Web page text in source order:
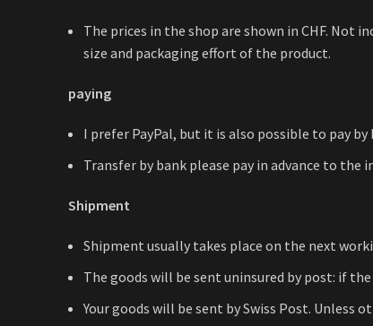
The prices in the shop are shown in CHF. Not
size and packaging effort of the product.
paying
I prefer PayPal, but it is also possible to pay by
Transfer by bank please pay in advance to the
Shipment
Shipment usually takes place on the next
The goods will be sent uninsured by post: if
Your goods will be sent by Swiss Post. Unless